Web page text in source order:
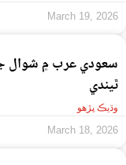
March 19, 2026
ٿيندي
وڌيڪ پڙهو
March 18, 2026